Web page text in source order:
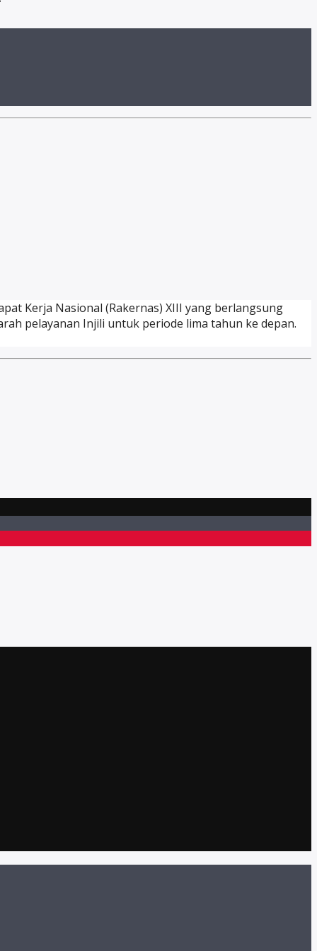
Kerja Nasional (Rakernas) XIII yang berlangsung
pelayanan Injili untuk periode lima tahun ke depan.